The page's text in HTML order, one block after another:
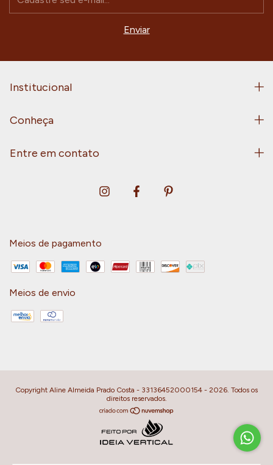
Institucional
Conheça
Entre em contato
Meios de pagamento
Meios de envio
Copyright Aline Almeida Prado Costa - 33136452000154 - 2026. Todos os
direitos reservados.